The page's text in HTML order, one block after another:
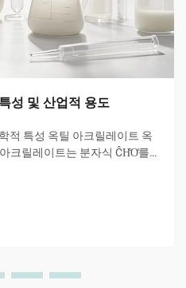
성 및 산업적 용도
적 특성 옥틸 아크릴레이트 옥
크릴레이트는 분자식 ĈH̊O̊를